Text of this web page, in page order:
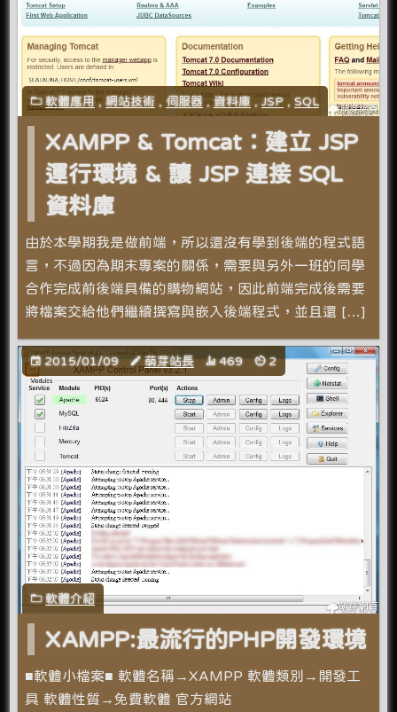
軟體應用 ,網站技術 ,伺服器 ,資料庫 ,JSP,SQL
XAMPP & Tomcat：建立 JSP
運行環境 & 讓 JSP 連接 SQL
資料庫
由於本學期我是做前端，所以還沒有學到後端的程式語
言，不過因為期末專案的關係，需要與另外一班的同學
合作完成前後端具備的購物網站，因此前端完成後需要
將檔案交給他們繼續撰寫與嵌入後端程式，並且還 […]
2015/01/09 萌芽站長 469 2
軟體介紹
XAMPP:最流行的PHP開發環境
■軟體小檔案■ 軟體名稱→XAMPP 軟體類別→開發工
具 軟體性質→免費軟體 官方網站